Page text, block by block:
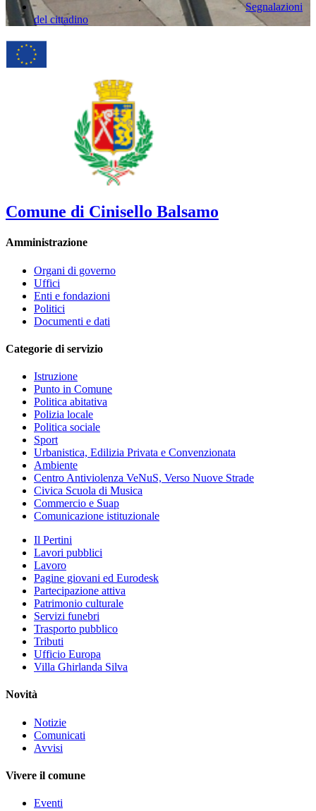
Segnalazioni
del cittadino
Comune di Cinisello Balsamo
Amministrazione
Organi di governo
Uffici
Enti e fondazioni
Politici
Documenti e dati
Categorie di servizio
Istruzione
Punto in Comune
Politica abitativa
Polizia locale
Politica sociale
Sport
Urbanistica, Edilizia Privata e Convenzionata
Ambiente
Centro Antiviolenza VeNuS, Verso Nuove Strade
Civica Scuola di Musica
Commercio e Suap
Comunicazione istituzionale
Il Pertini
Lavori pubblici
Lavoro
Pagine giovani ed Eurodesk
Partecipazione attiva
Patrimonio culturale
Servizi funebri
Trasporto pubblico
Tributi
Ufficio Europa
Villa Ghirlanda Silva
Novità
Notizie
Comunicati
Avvisi
Vivere il comune
Eventi